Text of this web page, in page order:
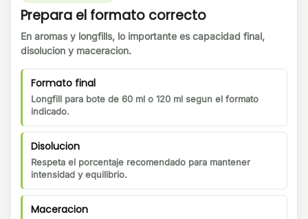
Prepara el formato correcto
En aromas y longfills, lo importante es capacidad final,
disolucion y maceracion.
Formato final
Longfill para bote de 60 ml o 120 ml segun el formato
indicado.
Disolucion
Respeta el porcentaje recomendado para mantener
intensidad y equilibrio.
Maceracion